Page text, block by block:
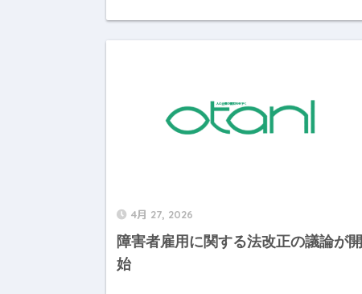
4月 27, 2026
障害者雇用に関する法改正の議論が開
始